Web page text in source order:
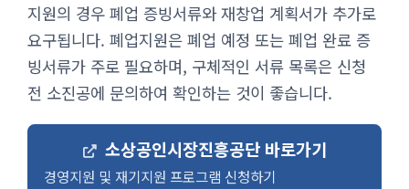
지원의 경우 폐업 증빙서류와 재창업 계획서가 추가로
요구됩니다. 폐업지원은 폐업 예정 또는 폐업 완료 증
빙서류가 주로 필요하며, 구체적인 서류 목록은 신청
전 소진공에 문의하여 확인하는 것이 좋습니다.
소상공인시장진흥공단 바로가기
경영지원 및 재기지원 프로그램 신청하기